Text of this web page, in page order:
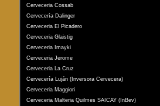
Cerveceria Cossab
Cervecería Dalinger
Cerveceria El Picadero
Cerveceria Glaistig
Cerveceria Imayki
Cerveceria Jerome
Cerveceria La Cruz
Cervecería Luján (Inversora Cervecera)
Cerveceria Maggiori
Cerveceria Malteria Quilmes SAICAY (InBev)